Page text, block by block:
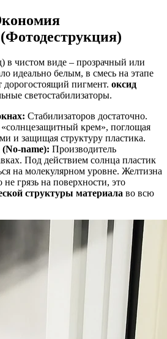
чистом виде – прозрачный или
идеально белым, в смесь на этапе
дорогостоящий пигмент. оксид
светостабилизаторы.
Стабилизаторов достаточно.
крем», поглощая
и защищая структуру пластика.
name): Производитель
Под действием солнца пластик
на молекулярном уровне. Желтизна
не грязь на поверхности, это
структуры материала во всю